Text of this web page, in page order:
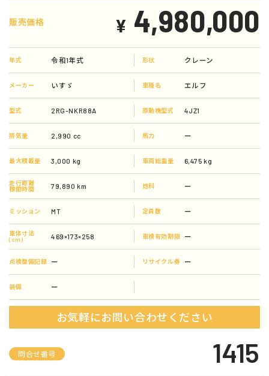
販売価格 ¥ 4,980,000
年式 令和1年式 形状 クレーン
メーカー いすゞ 車種名 エルフ
型式 2RG-NKR88A 原動機型式 4JZ1
排気量 2,990 cc 馬力 ー
最大積載量 3,000 kg 車両総重量 6,475 kg
走行距離
稼働時間
79,890 km 燃料 ー
ミッション MT 定員数 ー
車体寸法
(cm)
469×173×258 車検有効期限 ー
点検整備記録 ー リサイクル券 ー
装備 ー
お気軽にお問い合わせください
問合せ番号 1415